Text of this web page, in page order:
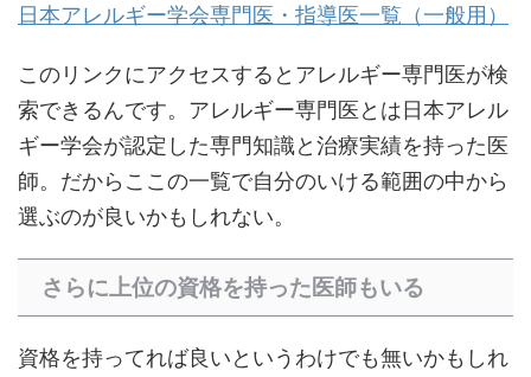
日本アレルギー学会専門医・指導医一覧（一般用）
このリンクにアクセスするとアレルギー専門医が検
索できるんです。アレルギー専門医とは日本アレル
ギー学会が認定した専門知識と治療実績を持った医
師。だからここの一覧で自分のいける範囲の中から
選ぶのが良いかもしれない。
さらに上位の資格を持った医師もいる
資格を持ってれば良いというわけでも無いかもしれ